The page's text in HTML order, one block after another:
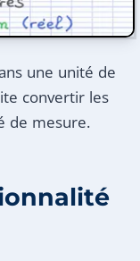
une unité de
convertir les
de mesure.